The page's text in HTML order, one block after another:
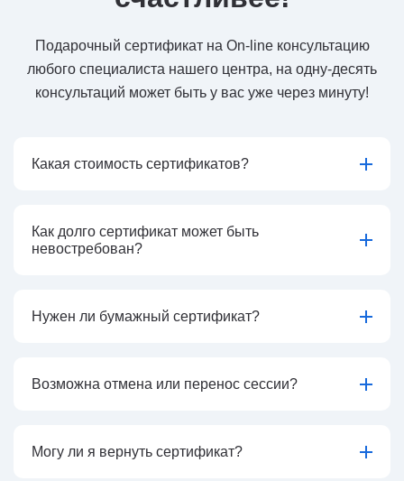
Подарочный сертификат на On-line консультацию
любого специалиста нашего центра, на одну-десять
консультаций может быть у вас уже через минуту!
Какая стоимость сертификатов?
Как долго сертификат может быть
невостребован?
Нужен ли бумажный сертификат?
Возможна отмена или перенос сессии?
Могу ли я вернуть сертификат?